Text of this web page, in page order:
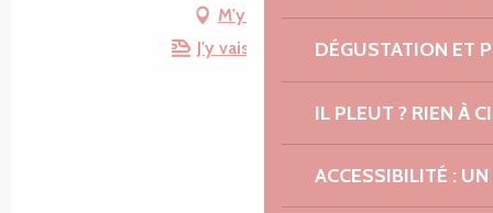
DÉGUSTATION ET
IL PLEUT ? RIEN À
ACCESSIBILITÉ :
M'y rendre
J'y vais en train !